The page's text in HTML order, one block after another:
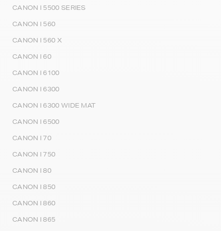
CANON I 5500 SERIES
CANON I 560
CANON I 560 X
CANON I 60
CANON I 6100
CANON I 6300
CANON I 6300 WIDE MAT
CANON I 6500
CANON I 70
CANON I 750
CANON I 80
CANON I 850
CANON I 860
CANON I 865